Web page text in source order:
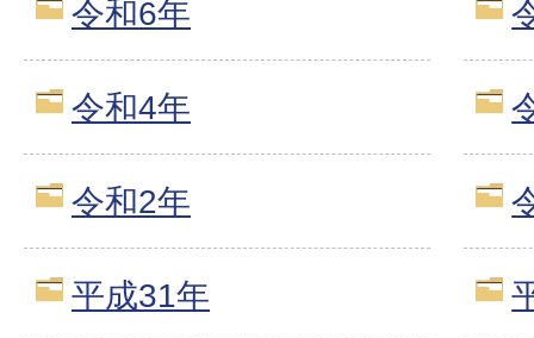
令和6年
令和4年
令和2年
平成31年